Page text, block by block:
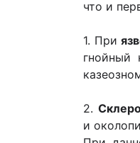
что и
1. При
гнойный
2.
и